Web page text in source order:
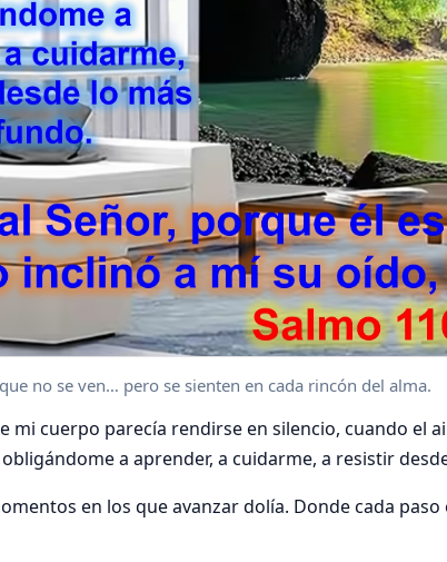
no se ven… pero se sienten en cada rincón del alma.
mi cuerpo parecía rendirse en silencio, cuando el
obligándome a aprender, a cuidarme, a resistir
en los que avanzar dolía. Donde cada